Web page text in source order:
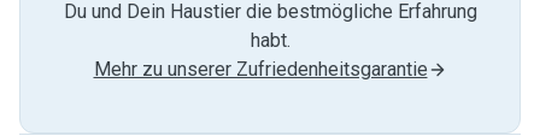
Du und Dein Haustier die bestmögliche Erfahrung
habt.
Mehr zu unserer Zufriedenheitsgarantie